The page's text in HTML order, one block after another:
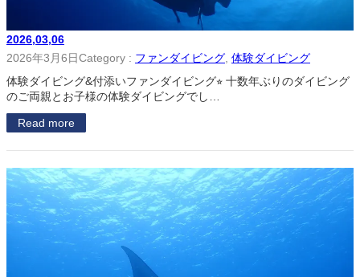
2026,03,06
2026年3月6日Category : ファンダイビング 体験ダイビング
体験ダイビング&付添いファンダイビング⭐︎ 十数年ぶりのダイビング
のご両親とお子様の体験ダイビングでし…
Read more